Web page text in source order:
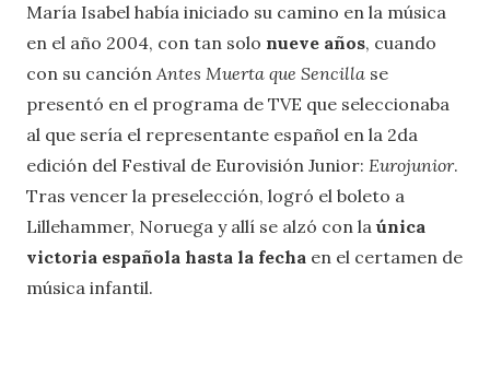
María Isabel había iniciado su camino en la música
en el año 2004, con tan solo nueve años, cuando
con su canciónAntes Muerta que Sencilla se
presentó en el programa de TVE que seleccionaba
al que sería el representante español en la 2da
edición del Festival de Eurovisión Junior: Eurojunior.
Tras vencer la preselección, logró el boleto a
Lillehammer, Noruega y allí se alzó con la única
victoria española hasta la fecha en el certamen de
música infantil.